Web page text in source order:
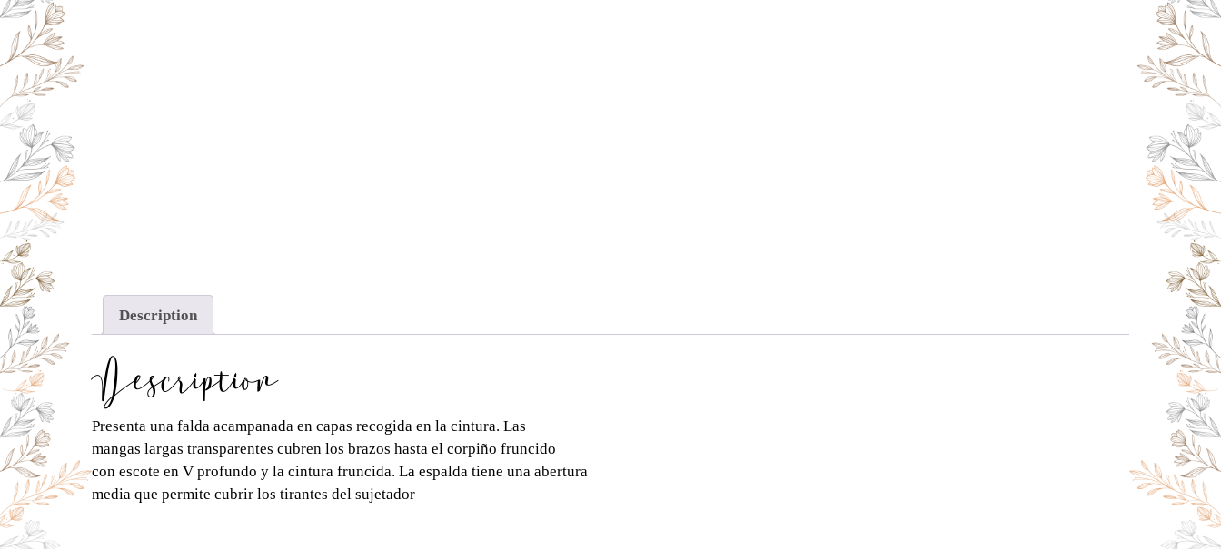
Description
Description
Presenta una falda acampanada en capas recogida en la cintura. Las
mangas largas transparentes cubren los brazos hasta el corpiño fruncido
con escote en V profundo y la cintura fruncida. La espalda tiene una abertura
media que permite cubrir los tirantes del sujetador